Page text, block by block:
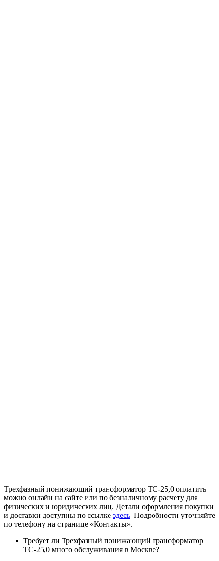
Трехфазный понижающий трансформатор ТС-25,0 оплатить
можно онлайн на сайте или по безналичному расчету для
физических и юридических лиц. Детали оформления покупки
и доставки доступны по ссылке здесь. Подробности уточняйте
по телефону на странице «Контакты».
Требует ли Трехфазный понижающий трансформатор
ТС-25,0 много обслуживания в Москве?